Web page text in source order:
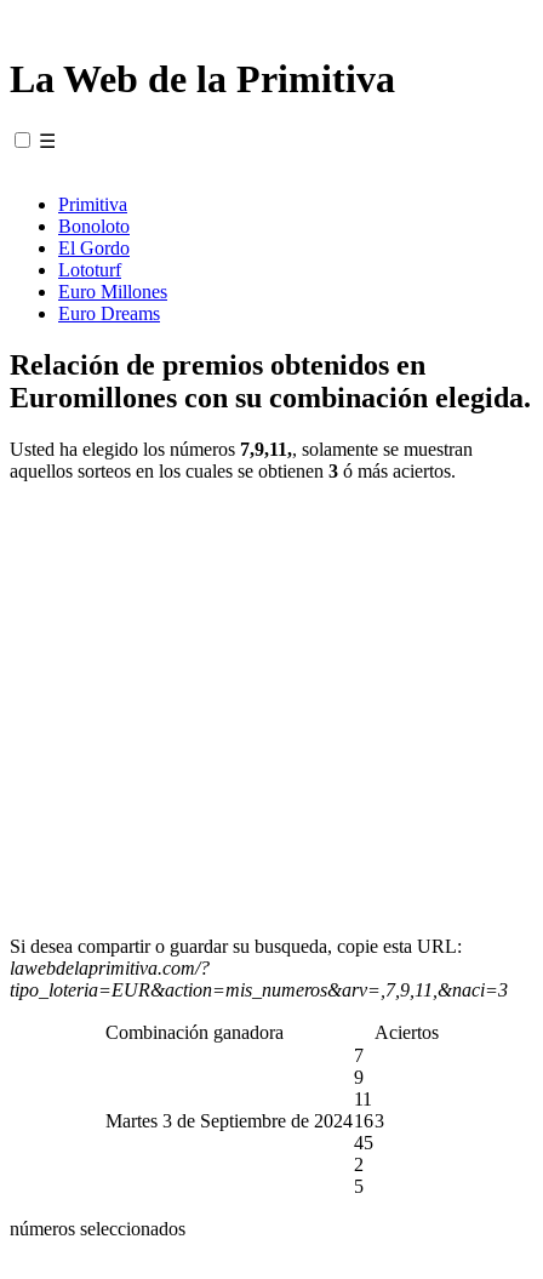
La Web de la Primitiva
☰
Primitiva
Bonoloto
El Gordo
Lototurf
Euro Millones
Euro Dreams
Relación de premios obtenidos en
Euromillones con su combinación elegida.
Usted ha elegido los números 7,9,11,, solamente se muestran
aquellos sorteos en los cuales se obtienen 3 ó más aciertos.
Si desea compartir o guardar su busqueda, copie esta URL:
lawebdelaprimitiva.com/?
tipo_loteria=EUR&action=mis_numeros&arv=,7,9,11,&naci=3
Combinación ganadora Aciertos
Martes 3 de Septiembre de 2024
7
9
11
16
45
2
5
3
números seleccionados